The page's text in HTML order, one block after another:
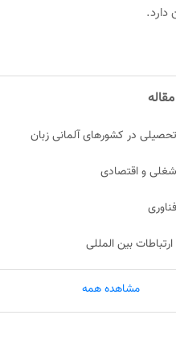
دارد.
در کشورهای آلمانی زبان
و اقتصادی
بین المللی
شناختی و فرهنگی
در کشورهای آلمانی زبان
مشاهده همه